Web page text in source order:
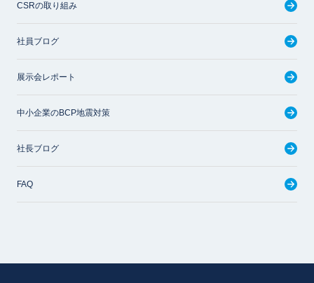
CSRの取り組み
社員ブログ
展示会レポート
中小企業のBCP地震対策
社長ブログ
FAQ